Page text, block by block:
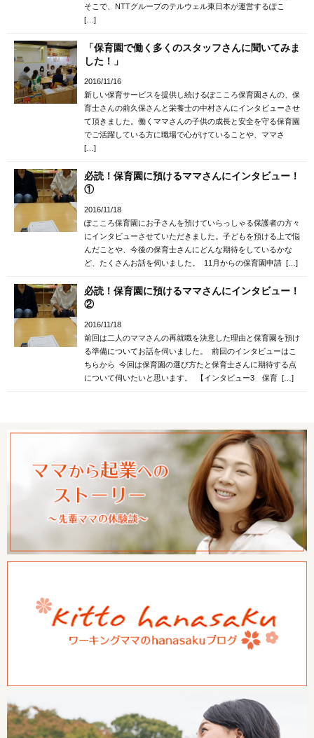
そこで、NTTグループのテルウェル東日本が運営するぽこ
[…]
「保育園で働く多くのスタッフさんに聞いてみま
した！」
2016/11/16
新しい保育サービスを提供し続けるぽこころ保育園さんの、保
育士さんの前久保さんと栄養士の中村さんにインタビューさせ
て頂きました。働くママさんの子供の成長と安全を守る保育園
でご活躍している方に職場で心がけていることや、ママさ
[…]
必読！保育園に預けるママさんにインタビュー！
①
2016/11/18
ぽこころ保育園にお子さんを預けていらっしゃる保護者の方々
にインタビューさせていただきました。子どもを預ける上で悩
んだことや、今後の保育士さんにどんな期待をしているかな
ど、たくさんお話を伺いました。 11月からの保育園申請 […]
必読！保育園に預けるママさんにインタビュー！
②
2016/11/18
前回は二人のママさんの再就職を決意した理由と保育園を預け
る準備についてお話を伺いました。 前回のインタビューはこ
ちらから 今回は保育園の選び方たと保育士さんに期待する点
について伺いたいと思います。 【インタビュー3 保育 […]